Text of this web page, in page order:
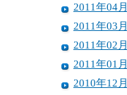
2011年04月
2011年03月
2011年02月
2011年01月
2010年12月